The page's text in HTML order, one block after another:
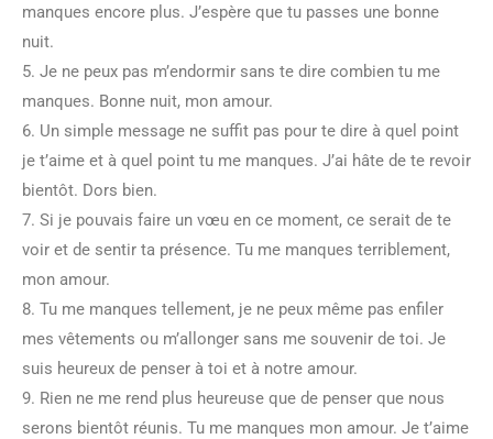
manques encore plus. J’espère que tu passes une bonne
nuit.
5. Je ne peux pas m’endormir sans te dire combien tu me
manques. Bonne nuit, mon amour.
6. Un simple message ne suffit pas pour te dire à quel point
je t’aime et à quel point tu me manques. J’ai hâte de te revoir
bientôt. Dors bien.
7. Si je pouvais faire un vœu en ce moment, ce serait de te
voir et de sentir ta présence. Tu me manques terriblement,
mon amour.
8. Tu me manques tellement, je ne peux même pas enfiler
mes vêtements ou m’allonger sans me souvenir de toi. Je
suis heureux de penser à toi et à notre amour.
9. Rien ne me rend plus heureuse que de penser que nous
serons bientôt réunis. Tu me manques mon amour. Je t’aime